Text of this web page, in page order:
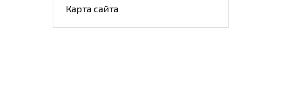
Карта сайта